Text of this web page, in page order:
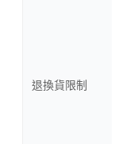
退換貨限制